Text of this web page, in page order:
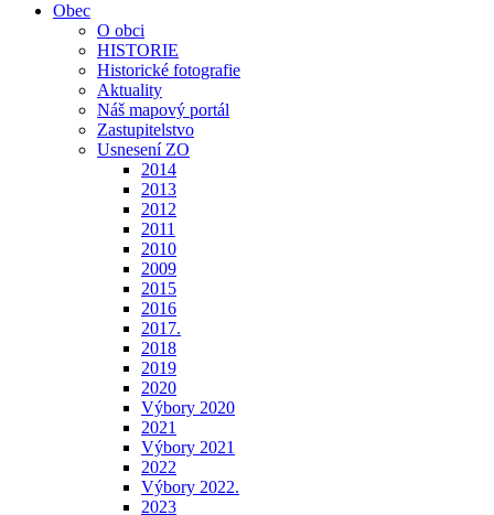
Obec
O obci
HISTORIE
Historické fotografie
Aktuality
Náš mapový portál
Zastupitelstvo
Usnesení ZO
2014
2013
2012
2011
2010
2009
2015
2016
2017.
2018
2019
2020
Výbory 2020
2021
Výbory 2021
2022
Výbory 2022.
2023